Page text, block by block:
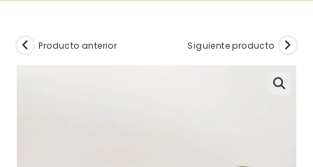
Producto anterior Siguiente producto